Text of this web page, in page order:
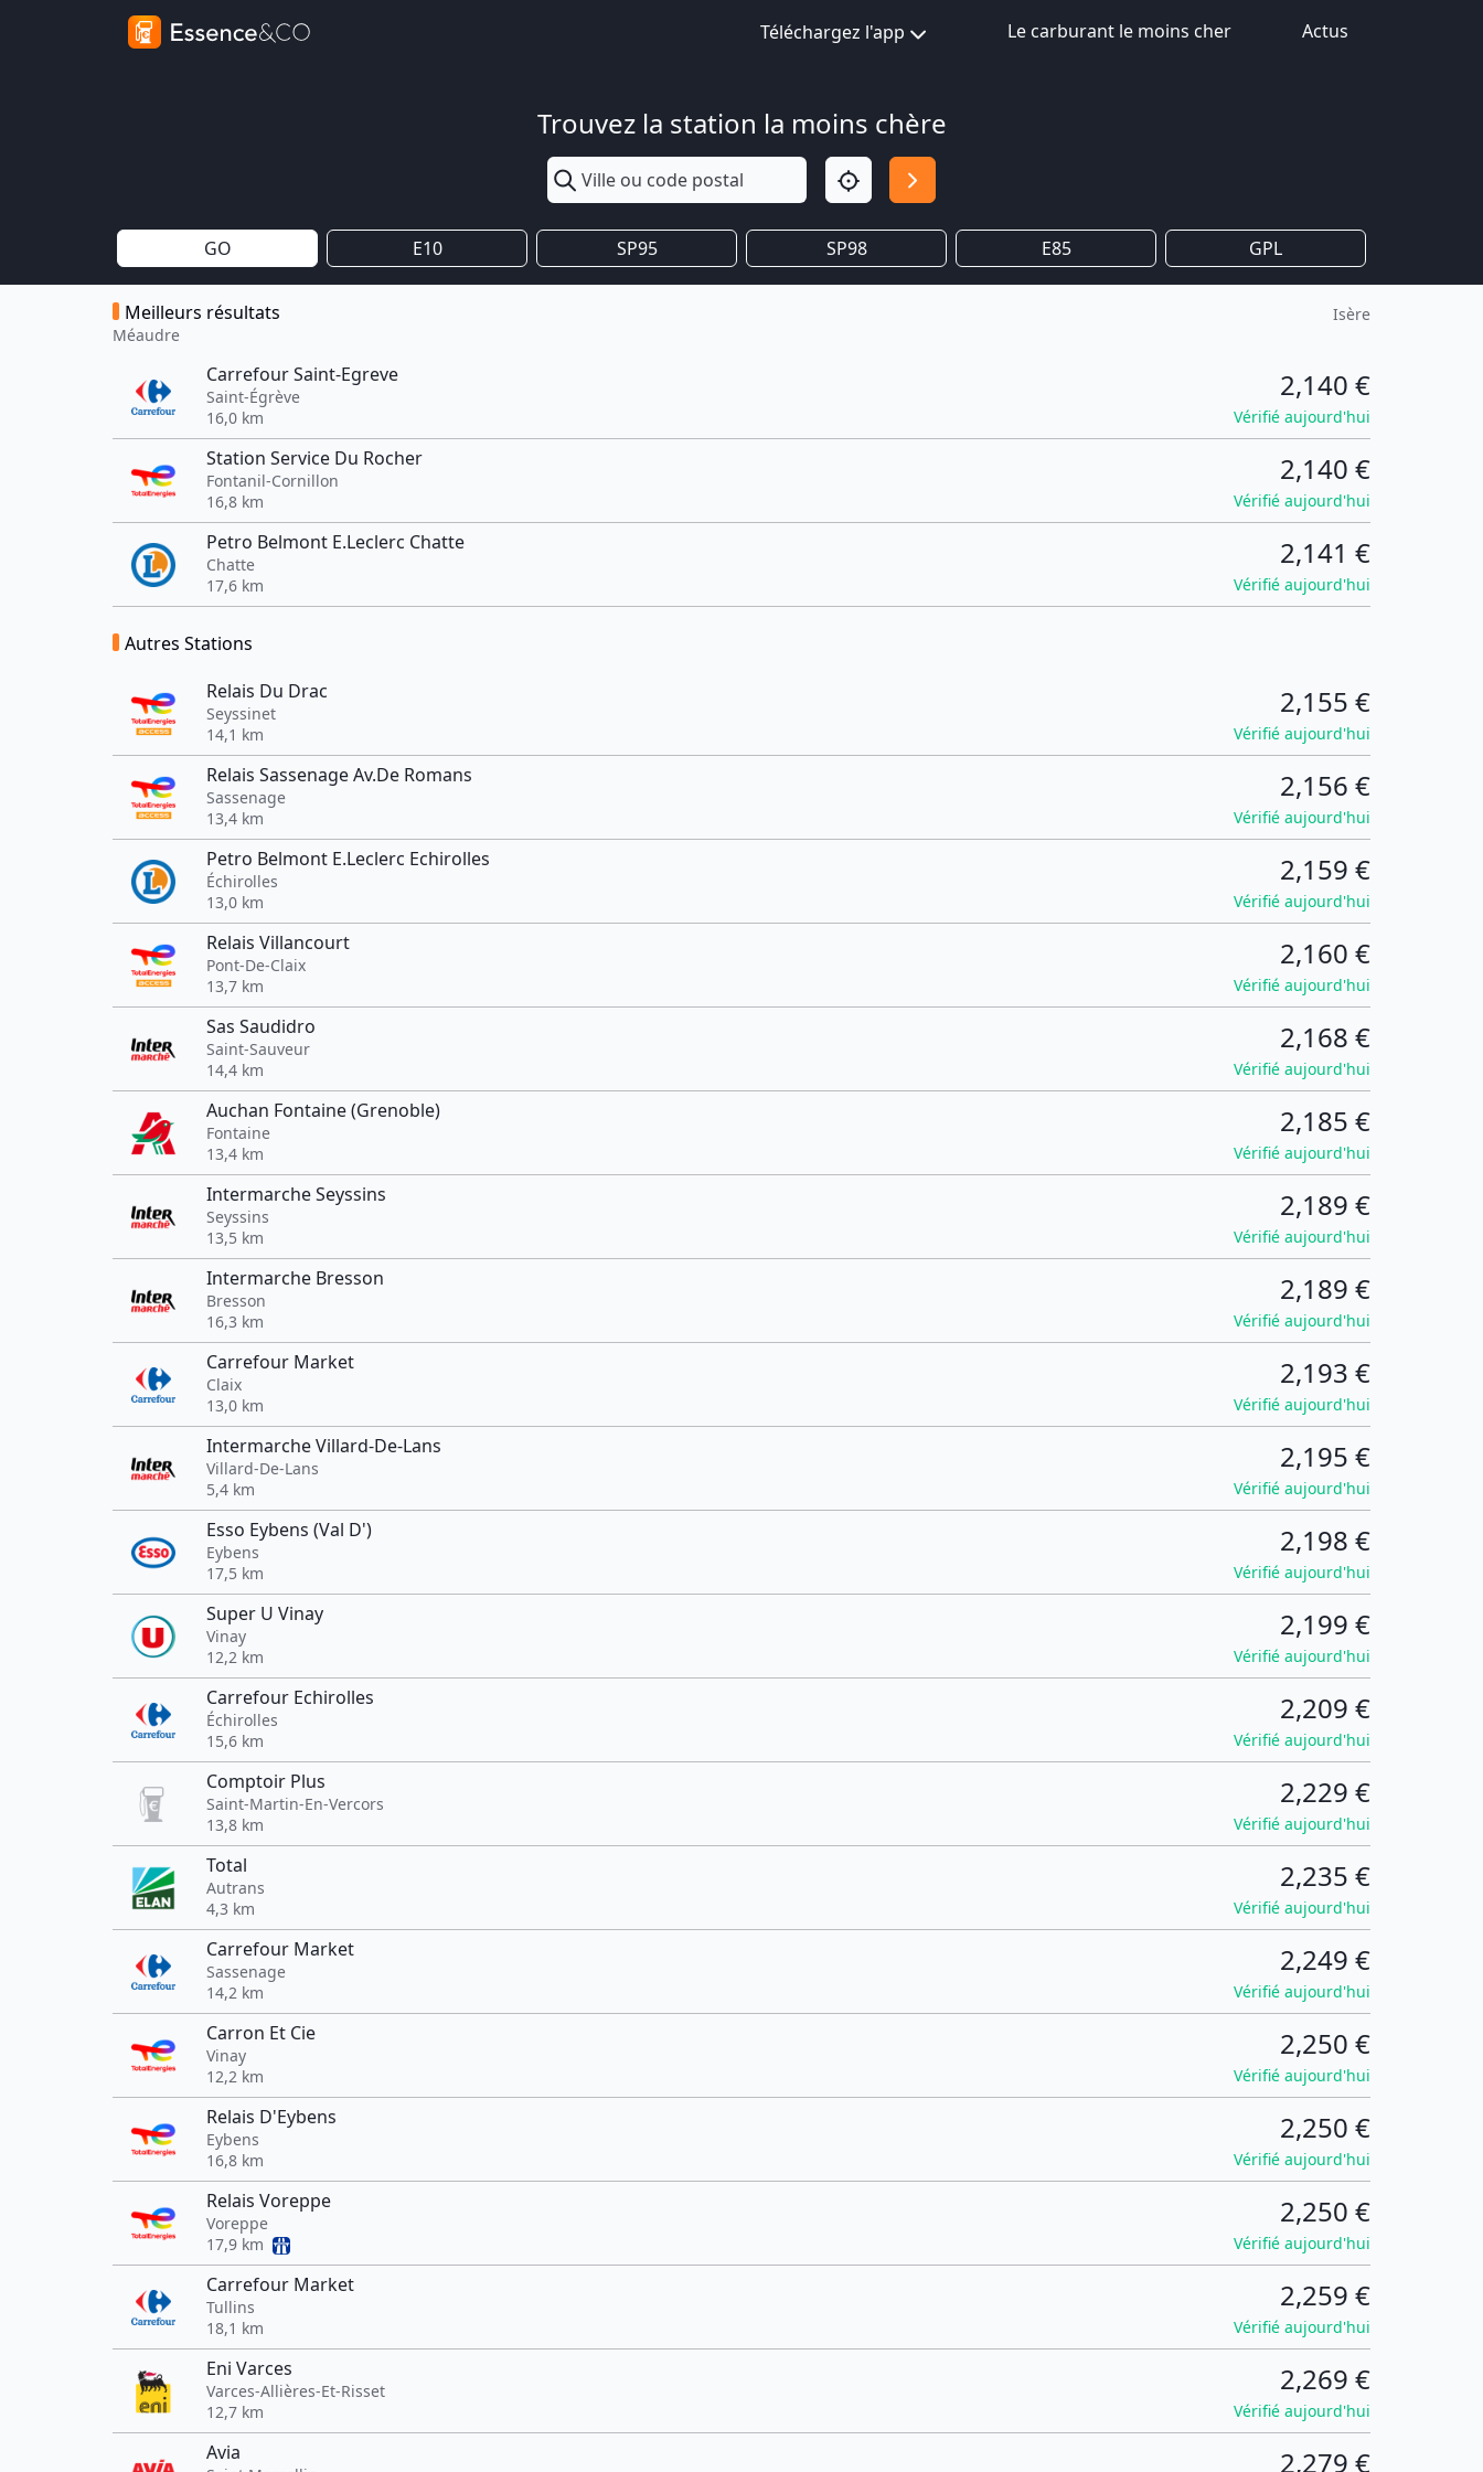
Téléchargez l'app Le carburant le moins cher Actus
Trouvez la station la moins chère
GO E10 SP95 SP98 E85 GPL
Meilleurs résultats
Méaudre
Isère
Carrefour Saint-Egreve
Saint-Égrève
16,0 km
2,140 €
Vérifié aujourd'hui
Station Service Du Rocher
Fontanil-Cornillon
16,8 km
2,140 €
Vérifié aujourd'hui
Petro Belmont E.Leclerc Chatte
Chatte
17,6 km
2,141 €
Vérifié aujourd'hui
Autres Stations
Relais Du Drac
Seyssinet
14,1 km
2,155 €
Vérifié aujourd'hui
Relais Sassenage Av.De Romans
Sassenage
13,4 km
2,156 €
Vérifié aujourd'hui
Petro Belmont E.Leclerc Echirolles
Échirolles
13,0 km
2,159 €
Vérifié aujourd'hui
Relais Villancourt
Pont-De-Claix
13,7 km
2,160 €
Vérifié aujourd'hui
Sas Saudidro
Saint-Sauveur
14,4 km
2,168 €
Vérifié aujourd'hui
Auchan Fontaine (Grenoble)
Fontaine
13,4 km
2,185 €
Vérifié aujourd'hui
Intermarche Seyssins
Seyssins
13,5 km
2,189 €
Vérifié aujourd'hui
Intermarche Bresson
Bresson
16,3 km
2,189 €
Vérifié aujourd'hui
Carrefour Market
Claix
13,0 km
2,193 €
Vérifié aujourd'hui
Intermarche Villard-De-Lans
Villard-De-Lans
5,4 km
2,195 €
Vérifié aujourd'hui
Esso Eybens (Val D')
Eybens
17,5 km
2,198 €
Vérifié aujourd'hui
Super U Vinay
Vinay
12,2 km
2,199 €
Vérifié aujourd'hui
Carrefour Echirolles
Échirolles
15,6 km
2,209 €
Vérifié aujourd'hui
Comptoir Plus
Saint-Martin-En-Vercors
13,8 km
2,229 €
Vérifié aujourd'hui
Total
Autrans
4,3 km
2,235 €
Vérifié aujourd'hui
Carrefour Market
Sassenage
14,2 km
2,249 €
Vérifié aujourd'hui
Carron Et Cie
Vinay
12,2 km
2,250 €
Vérifié aujourd'hui
Relais D'Eybens
Eybens
16,8 km
2,250 €
Vérifié aujourd'hui
Relais Voreppe
Voreppe
17,9 km
2,250 €
Vérifié aujourd'hui
Carrefour Market
Tullins
18,1 km
2,259 €
Vérifié aujourd'hui
Eni Varces
Varces-Allières-Et-Risset
12,7 km
2,269 €
Vérifié aujourd'hui
Avia 2,279 €